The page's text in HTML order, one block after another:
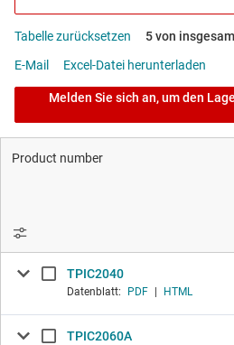
Tabelle zurücksetzen
5 von
E-Mail
Excel-Datei herunterladen
Melden Sie sich an, um den
Product number
TPIC2040
Datenblatt: PDF HTML
TPIC2060A